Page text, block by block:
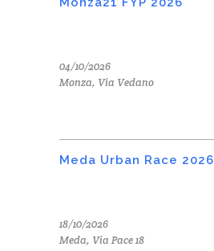
04/10/2026
Monza, Via Vedano
Meda Urban Race 2026
18/10/2026
Meda, Via Pace 18